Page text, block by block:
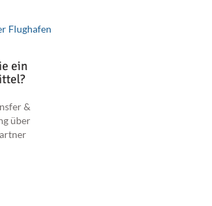
Flughafen
ein
&
über